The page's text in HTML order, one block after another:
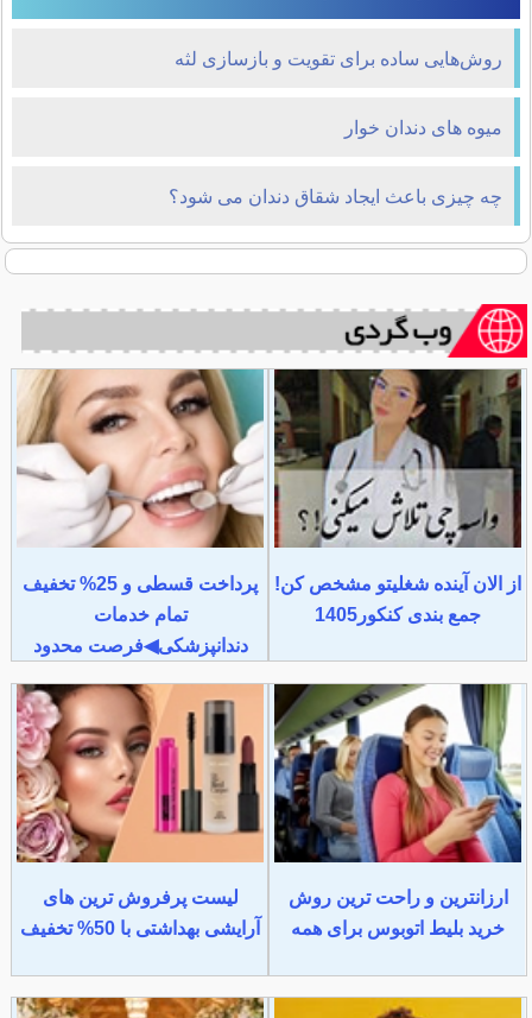
روش‌هایی ساده برای تقویت و بازسازی لثه
میوه های دندان خوار
چه چیزی باعث ایجاد شقاق دندان می شود؟
از الان آینده شغلیتو مشخص کن!
جمع بندی کنکور1405
پرداخت قسطی و 25% تخفیف
تمام خدمات
دندانپزشکی◀فرصت محدود
ارزانترین و راحت ترین روش
خرید بلیط اتوبوس برای همه
لیست پرفروش ترین های
آرایشی بهداشتی با 50% تخفیف